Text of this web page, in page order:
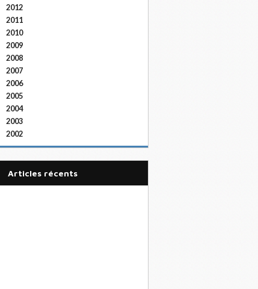
2012
2011
2010
2009
2008
2007
2006
2005
2004
2003
2002
articles récents